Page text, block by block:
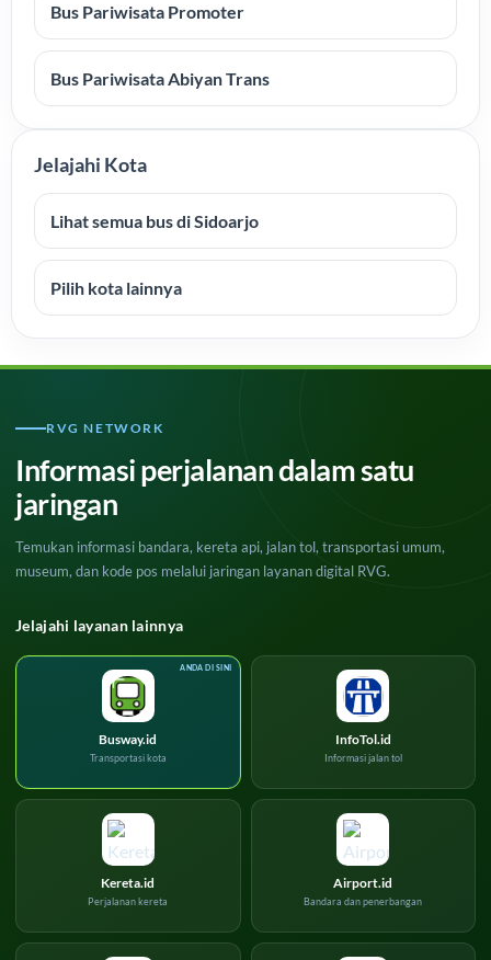
Bus Pariwisata Promoter
Bus Pariwisata Abiyan Trans
Jelajahi Kota
Lihat semua bus di Sidoarjo
Pilih kota lainnya
RVG NETWORK
Informasi perjalanan dalam satu
jaringan
Temukan informasi bandara, kereta api, jalan tol, transportasi umum,
museum, dan kode pos melalui jaringan layanan digital RVG.
Jelajahi layanan lainnya
Busway.id
Transportasi kota
InfoTol.id
Informasi jalan tol
Kereta.id
Perjalanan kereta
Airport.id
Bandara dan penerbangan